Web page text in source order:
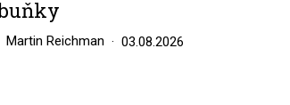
Martin Reichman 03.08.2026